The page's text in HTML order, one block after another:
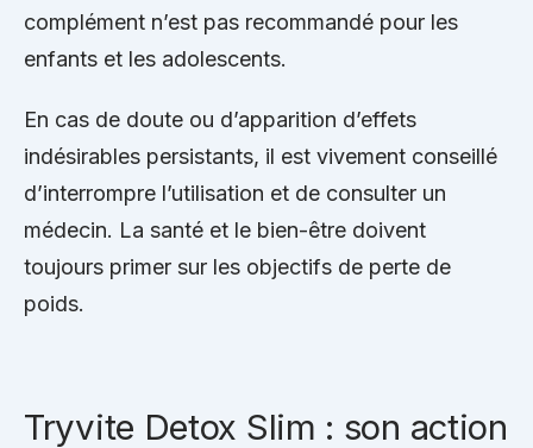
complément n’est pas recommandé pour les
enfants et les adolescents.
En cas de doute ou d’apparition d’effets
indésirables persistants, il est vivement conseillé
d’interrompre l’utilisation et de consulter un
médecin. La santé et le bien-être doivent
toujours primer sur les objectifs de perte de
poids.
Tryvite Detox Slim : son action